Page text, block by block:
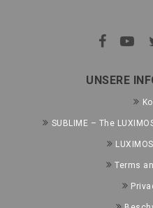
UNSERE
SUBLIME – The
Terms